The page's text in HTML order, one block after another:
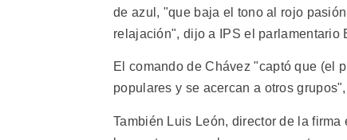
de azul, "que baja el tono al rojo
relajación", dijo a IPS el parlamentario
El comando de Chávez "captó que (el
populares y se acercan a otros
También Luis León, director de la